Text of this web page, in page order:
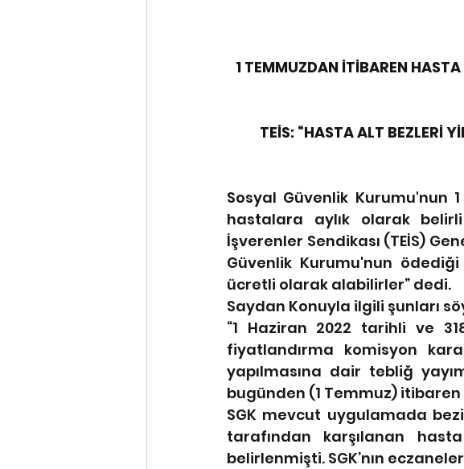
1 TEMMUZDAN İTİBAREN
TEİS: “HASTA ALT BEZLERİ
Sosyal Güvenlik
hastalara aylık olarak
İşverenler Sendikası (TEİS)
Güvenlik Kurumu'nun
ücretli olarak alabilirler” dedi.
Saydan Konuyla ilgili şunları
“1 Haziran 2022 tarihli ve
fiyatlandırma komisyon
yapılmasına dair tebliğ
bugünden (1 Temmuz)
SGK mevcut uygulamada
tarafından karşılanan
belirlenmişti. SGK’nın